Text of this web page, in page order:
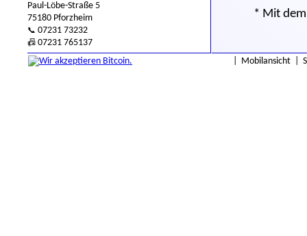
Paul-Löbe-Straße 5
75180 Pforzheim
📞 07231 73232
📠 07231 765137
* Mit dem
Mobilansicht